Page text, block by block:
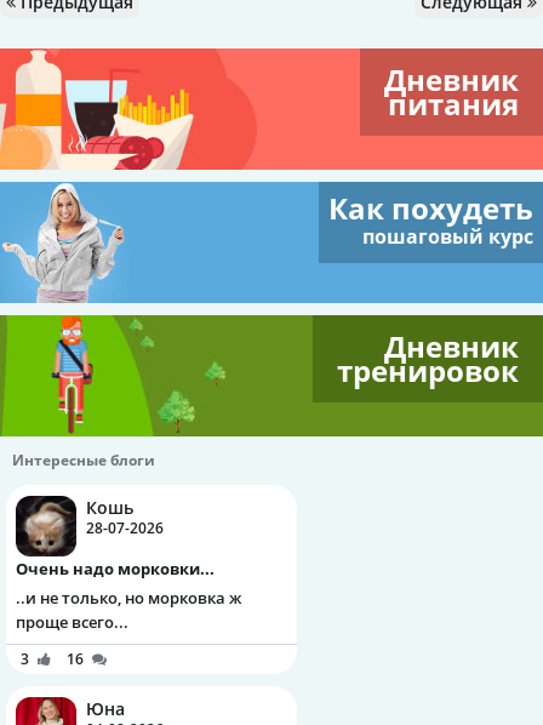
Дневник
питания
Как похудеть
пошаговый курс
Дневник
тренировок
Интересные блоги
Кошь
28-07-2026
Очень надо морковки...
..и не только, но морковка ж
проще всего...
3 16
Юна